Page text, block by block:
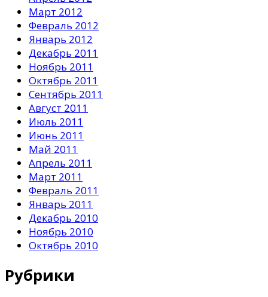
Март 2012
Февраль 2012
Январь 2012
Декабрь 2011
Ноябрь 2011
Октябрь 2011
Сентябрь 2011
Август 2011
Июль 2011
Июнь 2011
Май 2011
Апрель 2011
Март 2011
Февраль 2011
Январь 2011
Декабрь 2010
Ноябрь 2010
Октябрь 2010
Рубрики